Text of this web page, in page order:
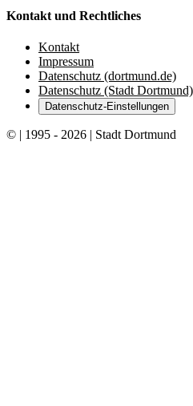
Kontakt und Rechtliches
Kontakt
Impressum
Datenschutz (dortmund.de)
Datenschutz (Stadt Dortmund)
Datenschutz-Einstellungen
© | 1995 - 2026 | Stadt Dortmund